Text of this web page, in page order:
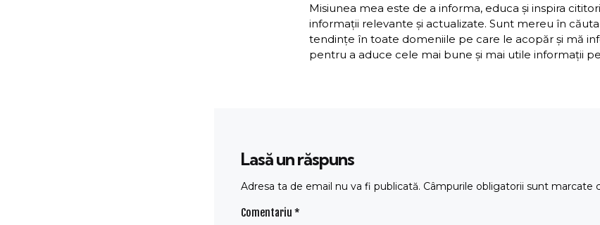
Misiunea mea este de a informa, educa și inspira
informații relevante și actualizate. Sunt mereu în
tendințe în toate domeniile pe care le acopăr și mă
pentru a aduce cele mai bune și mai utile informații
Lasă un răspuns
Adresa ta de email nu va fi publicată. Câmpurile obligatorii sunt marcate
Comentariu *